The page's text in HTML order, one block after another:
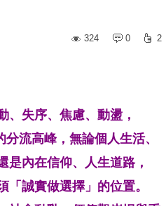
324
0 2
、失序、焦慮、動盪，
分流高峰，無論個人生活、
是內在信仰、人生道路，
「誠實做選擇」的位置。